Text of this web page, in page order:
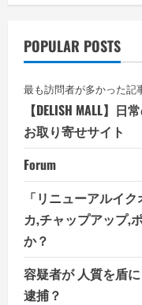
POPULAR POSTS
最も訪問者が多かった記
【DELISH MALL】
お取り寄せサイト
Forum
「リニューアルイ
カ,チャップアップ,
か？
容疑者が 人質を盾
逮捕？